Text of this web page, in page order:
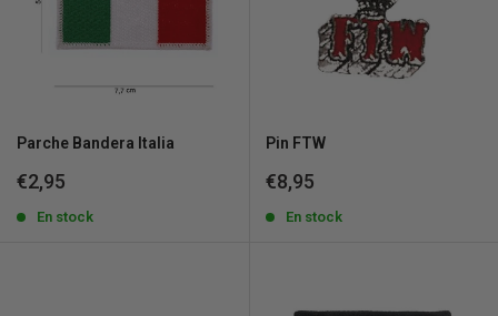
Parche Bandera Italia
Precio
venta
€2,95
En stock
Pin FTW
Precio
venta
€8,95
En stock